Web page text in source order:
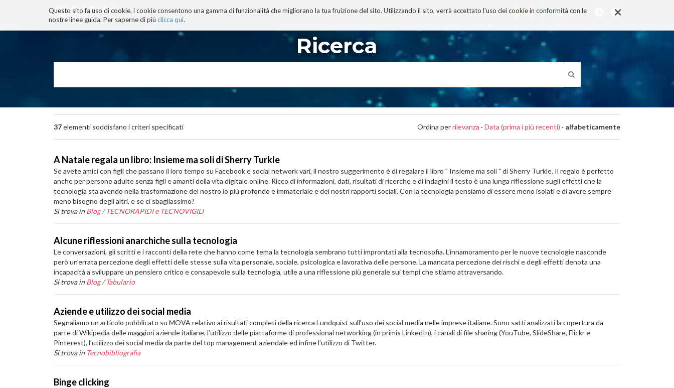
×
Questo sito fa uso di cookie, i cookie consentono una gamma di funzionalità che migliorano la tua fruizione del sito. Utilizzando il sito, verrà accettato l'uso dei cookie in conformità con le
nostre linee guida. Per saperne di più clicca qui.
BLOG TECNOCONSAPEVOLEZZA TECNOBIBLIOGRAFIA I MIEI LIBRI PROGETTO
navigazione
Ricerca
37elementi soddisfano i criteri specificati Ordina perrilevanza · Data (prima i più recenti) · alfabeticamente
A Natale regala un libro: Insieme ma soli di Sherry Turkle
Se avete amici con figli che passano il loro tempo su Facebook e social network vari, il nostro suggerimento è di regalare il libro " Insieme ma soli " di Sherry Turkle. Il regalo è perfetto
anche per persone adulte senza figli e amanti della vita digitale online. Ricco di informazioni, dati, risultati di ricerche e di indagini il testo è una lunga riflessione sugli effetti che la
tecnologia sta avendo nella trasformazione del nostro io più profondo e immateriale e dei nostri rapporti sociali. Con la tecnologia pensiamo di essere meno isolati e di avere sempre
meno bisogno degli altri, e se ci sbagliassimo?
Si trova in Blog /TECNORAPIDI e TECNOVIGILI
Alcune riflessioni anarchiche sulla tecnologia
Le conversazioni, gli scritti e i racconti della rete che hanno come tema la tecnologia sembrano tutti improntati alla tecnosofia. L’innamoramento per le nuove tecnologie nasconde
però un’errata percezione degli effetti delle stesse sulla vita personale, sociale, psicologica e lavorativa delle persone. La mancata percezione dei rischi e degli effetti denota una
incapacità a sviluppare un pensiero critico e consapevole sulla tecnologia, utile a una riflessione più generale sui tempi che stiamo attraversando.
Si trova in Blog /Tabulario
Aziende e utilizzo dei social media
Segnaliamo un articolo pubblicato su MOVA relativo ai risultati completi della ricerca Lundquist sull'uso dei social media nelle imprese italiane. Sono satti analizzati la copertura da
parte di Wikipedia delle maggiori aziende italiane, l’utilizzo delle piattaforme di professional networking (in primis LinkedIn), i canali di file sharing (YouTube, SlideShare, Flickr e
Pinterest), l’utilizzo dei social media da parte del top management aziendale ed infine l'utilizzo di Twitter.
Si trova in Tecnobibliografia
Binge clicking